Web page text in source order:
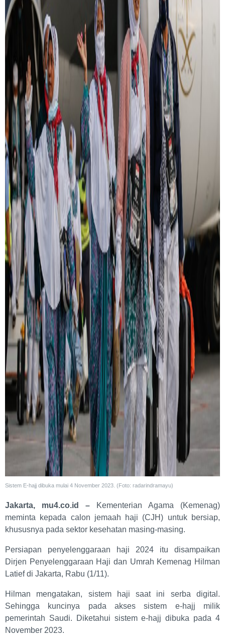
Sistem E-hajj dibuka mulai 4 November 2023. (Foto: radarindramayu)
Jakarta, mu4.co.id –
Kementerian Agama (Kemenag)
meminta kepada calon jemaah haji (CJH) untuk bersiap,
khususnya pada sektor kesehatan masing-masing.
Persiapan penyelenggaraan haji 2024 itu disampaikan
Dirjen Penyelenggaraan Haji dan Umrah Kemenag Hilman
Latief di Jakarta, Rabu (1/11).
Hilman mengatakan, sistem haji saat ini serba digital.
Sehingga kuncinya pada akses sistem e-hajj milik
pemerintah Saudi. Diketahui sistem e-hajj dibuka pada 4
November 2023.